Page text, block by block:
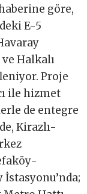
göre,
E-5
Halkalı
Proje
ile hizmet
de entegre
Kirazlı-